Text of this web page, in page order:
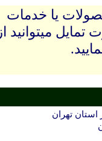
یا خدمات
میتوانید از
تهران